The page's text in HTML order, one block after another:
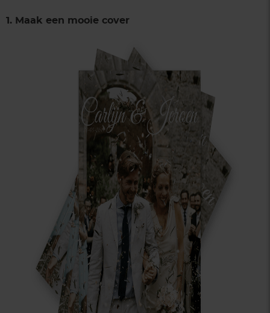
1. Maak een mooie cover